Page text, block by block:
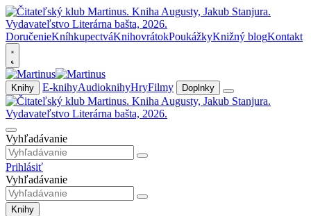
DoručenieKníhkupectváKnihovrátokPoukážkyKnižný blogKontakt
Knihy E-knihyAudioknihyHryFilmy Doplnky
Vyhľadávanie
Prihlásiť
Vyhľadávanie
Knihy